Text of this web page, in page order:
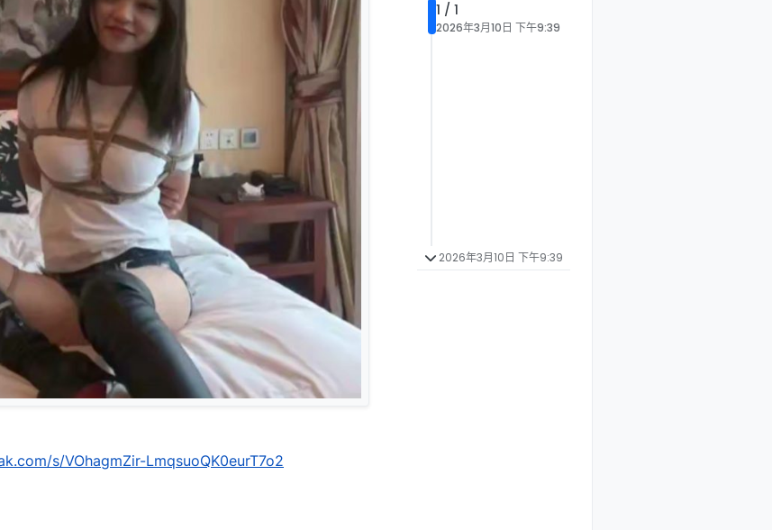
s/VOhagmZir-LmqsuoQK0eurT7o2
1 / 1
2026年3月10日 下午9:39
2026年3月10日 下午9:39